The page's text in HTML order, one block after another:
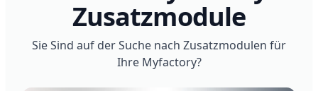
Zusatzmodule
Sie Sind auf der Suche nach Zusatzmodulen für
Ihre Myfactory?